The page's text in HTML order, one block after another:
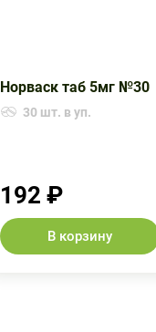
Норваск таб 5мг №30
30 шт. в уп.
192 ₽
В корзину